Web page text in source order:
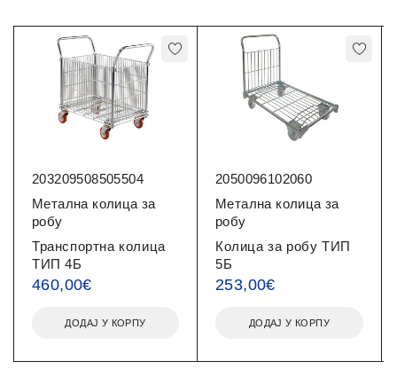
203209508505504
Метална колица за
робу
Транспортна колица
ТИП 4Б
460,00€
ДОДАЈ У КОРПУ
2050096102060
Метална колица за
робу
Колица за робу ТИП
5Б
253,00€
ДОДАЈ У КОРПУ